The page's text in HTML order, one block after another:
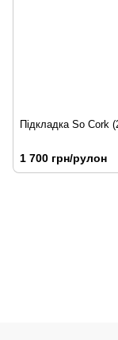
Підкладка So Cork
1 700 грн/рулон